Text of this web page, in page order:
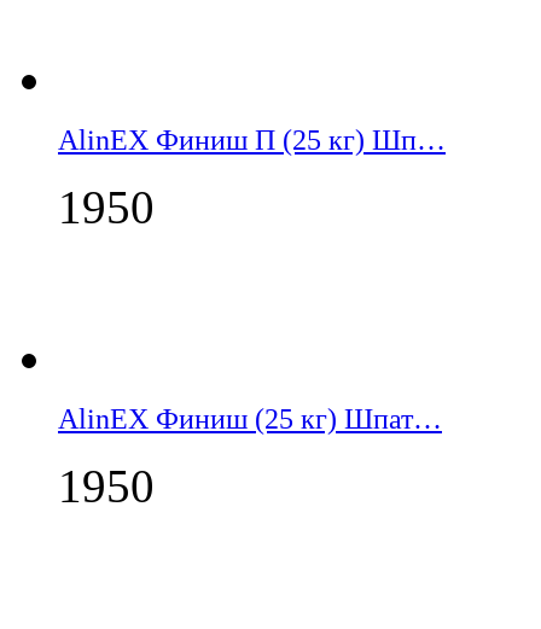
AlinEX Финиш П (25 кг) Шп…
1950
AlinEX Финиш (25 кг) Шпат…
1950